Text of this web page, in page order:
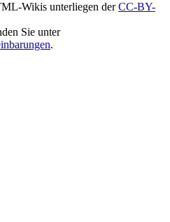
Wikis unterliegen derCC-BY-
Sie unter
.